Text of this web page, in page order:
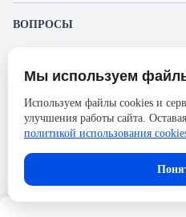
Производитель
Серия
Номинальный ток
Напряжение, В
Количество полюсов
ВОПРОСЫ
Пожалуйста,
возможность оставлять
Представленные изображения и
без предварительного уведомления.
ответственности в случае не
размещённым в карточке товара.
Мы используем
Используем файлы cookies и
улучшения работы сайта.
политикой использования